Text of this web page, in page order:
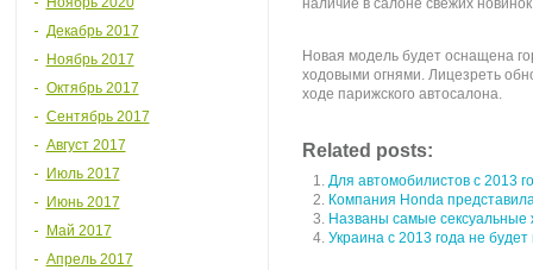
Декабрь 2017
Ноябрь 2017
Октябрь 2017
Сентябрь 2017
Август 2017
Июль 2017
Июнь 2017
Май 2017
Апрель 2017
наличие в салоне свежих
Новая модель будет оснащена
ходовыми огнями. Лицезреть
ходе парижского автосалона.
Related posts:
Для автомобилистов с 2013
Компания Honda
Названы самые
Украина с 2013 года не